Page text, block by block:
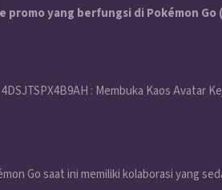
promo yang berfungsi di Pokémon Go
4DSJTSPX4B9AH : Membuka Kaos Avatar
Go saat ini memiliki kolaborasi yang